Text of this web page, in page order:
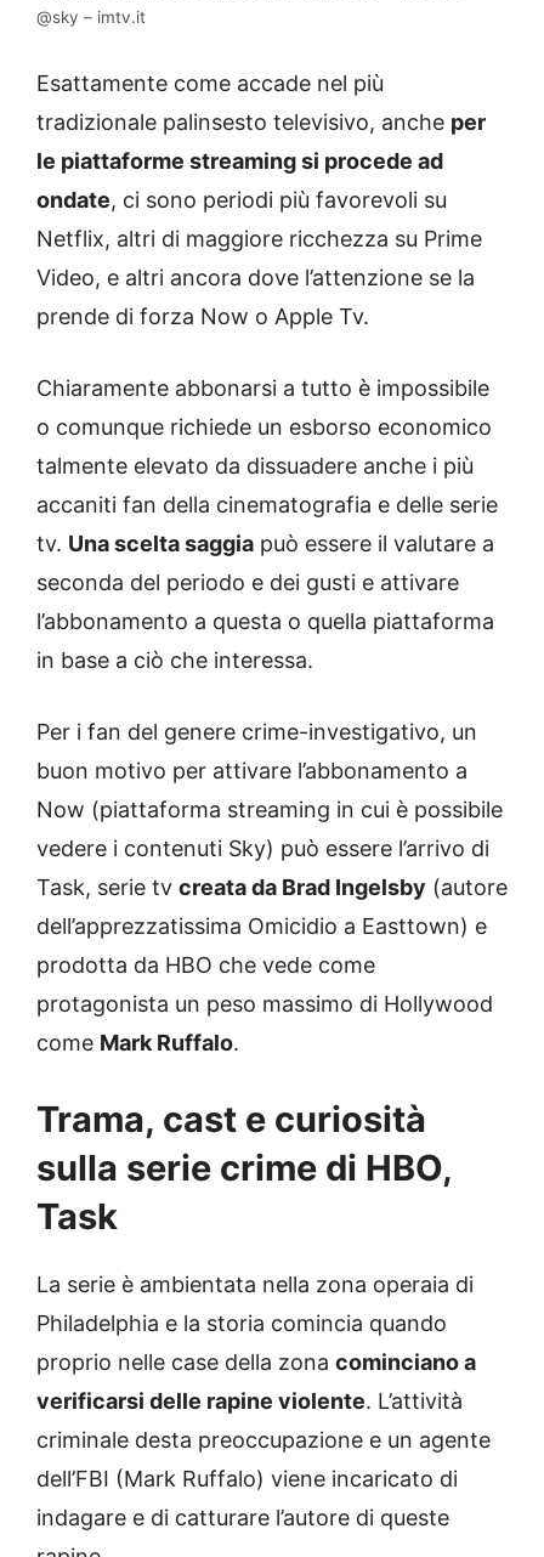
@sky – imtv.it
Esattamente come accade nel più
tradizionale palinsesto televisivo, anche per
le piattaforme streaming si procede ad
ondate, ci sono periodi più favorevoli su
Netflix, altri di maggiore ricchezza su Prime
Video, e altri ancora dove l’attenzione se la
prende di forza Now o Apple Tv.
Chiaramente abbonarsi a tutto è impossibile
o comunque richiede un esborso economico
talmente elevato da dissuadere anche i più
accaniti fan della cinematografia e delle serie
tv. Una scelta saggia può essere il valutare a
seconda del periodo e dei gusti e attivare
l’abbonamento a questa o quella piattaforma
in base a ciò che interessa.
Per i fan del genere crime-investigativo, un
buon motivo per attivare l’abbonamento a
Now (piattaforma streaming in cui è possibile
vedere i contenuti Sky) può essere l’arrivo di
Task, serie tv creata da Brad Ingelsby (autore
dell’apprezzatissima Omicidio a Easttown) e
prodotta da HBO che vede come
protagonista un peso massimo di Hollywood
come Mark Ruffalo.
Trama, cast e curiosità
sulla serie crime di HBO,
Task
La serie è ambientata nella zona operaia di
Philadelphia e la storia comincia quando
proprio nelle case della zona cominciano a
verificarsi delle rapine violente. L’attività
criminale desta preoccupazione e un agente
dell’FBI (Mark Ruffalo) viene incaricato di
indagare e di catturare l’autore di queste